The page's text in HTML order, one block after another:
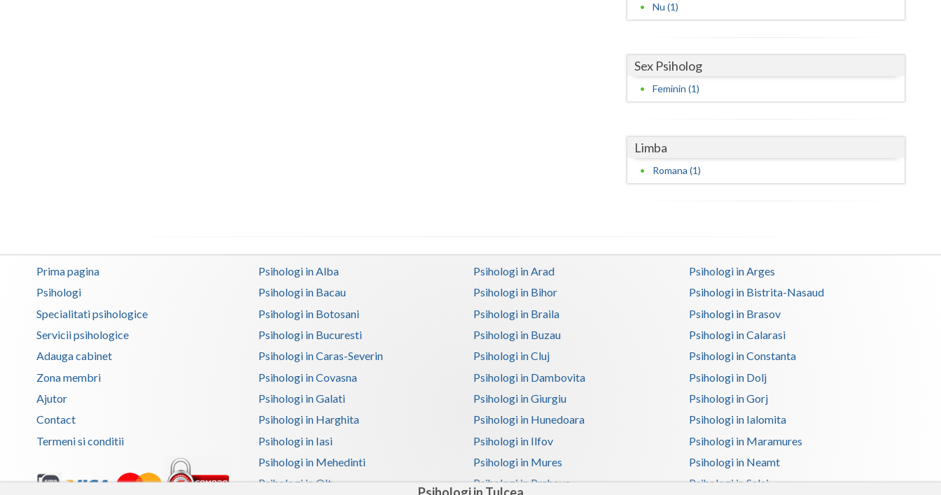
Teleorman
Timis
Valcea
Vaslui
Nu (1)
Sex Psiholog
Feminin (1)
Limba
Romana (1)
Prima pagina
Psihologi
Specialitati psihologice
Servicii psihologice
Adauga cabinet
Zona membri
Ajutor
Contact
Termeni si conditii
Psihologi in Alba Psihologi in Arad
Psihologi in Arges
Psihologi in Bacau
Psihologi in Bihor
Psihologi in Bistrita-Nasaud
Psihologi in Botosani
Psihologi in Braila
Psihologi in Brasov
Psihologi in Bucuresti
Psihologi in Buzau
Psihologi in Calarasi
Psihologi in Caras-Severin
Psihologi in Cluj
Psihologi in Constanta
Psihologi in Covasna
Psihologi in Dambovita
Psihologi in Dolj
Psihologi in Galati
Psihologi in Giurgiu
Psihologi in Gorj
Psihologi in Harghita
Psihologi in Hunedoara
Psihologi in Ialomita
Psihologi in Iasi
Psihologi in Ilfov
Psihologi in Maramures
Psihologi in Mehedinti
Psihologi in Mures
Psihologi in Neamt
Psihologi in Olt
Psihologi in Prahova Psihologi in Salaj